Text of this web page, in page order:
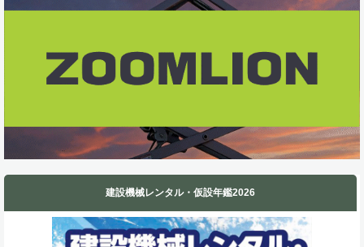
建設機械レンタル・仮設年鑑2026